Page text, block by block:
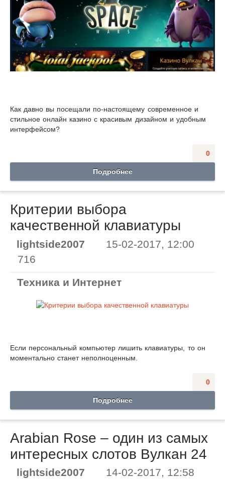
Как давно вы посещали по-настоящему современное и
стильное онлайн казино с красивым дизайном и удобным
интерфейсом?
0
Подробнее
Критерии выбора
качественной клавиатуры
lightside2007
15-02-2017, 12:00
716
Техника и Интернет
Если персональный компьютер лишить клавиатуры, то он
моментально станет неполноценным.
0
Подробнее
Arabian Rose – один из самых
интересных слотов Вулкан 24
lightside2007 14-02-2017, 12:58